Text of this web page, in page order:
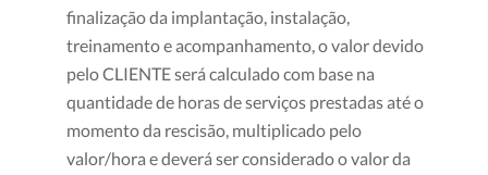
finalização da implantação, instalação,
treinamento e acompanhamento, o valor devido
pelo CLIENTE será calculado com base na
quantidade de horas de serviços prestadas até o
momento da rescisão, multiplicado pelo
valor/hora e deverá ser considerado o valor da